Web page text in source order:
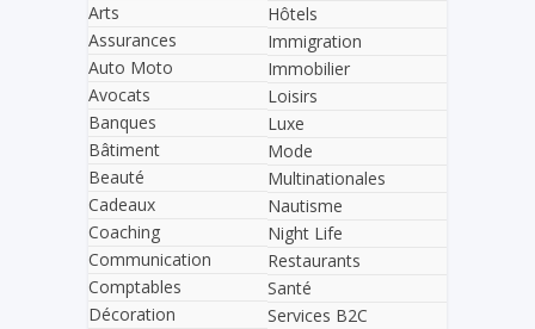
Arts
Assurances
Auto Moto
Avocats
Banques
Bâtiment
Beauté
Cadeaux
Coaching
Communication
Comptables
Décoration
Hôtels
Immigration
Immobilier
Loisirs
Luxe
Mode
Multinationales
Nautisme
Night Life
Restaurants
Santé
Services B2C